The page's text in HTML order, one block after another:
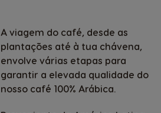
A viagem do café, desde as
plantações até à tua chávena,
envolve várias etapas para
garantir a elevada qualidade do
nosso café 100% Arábica.